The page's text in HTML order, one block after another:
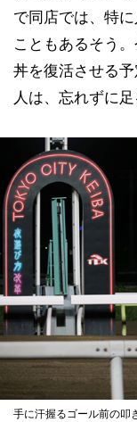
で同店では、特
こともあるそう
丼を復活させる
人は、忘れずに
手に汗握るゴール前の叩